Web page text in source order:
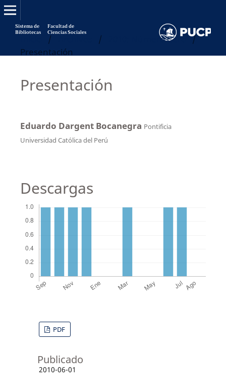
Sistema de
Bibliotecas
Facultad de
Ciencias Sociales
/ / 2010: Número Cero
/
Presentación
Presentación
Eduardo Dargent Bocanegra Pontificia
Universidad Católica del Perú
Descargas
PDF
Publicado
2010-06-01